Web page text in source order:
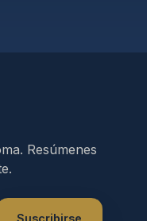
Resúmenes
Suscribirse